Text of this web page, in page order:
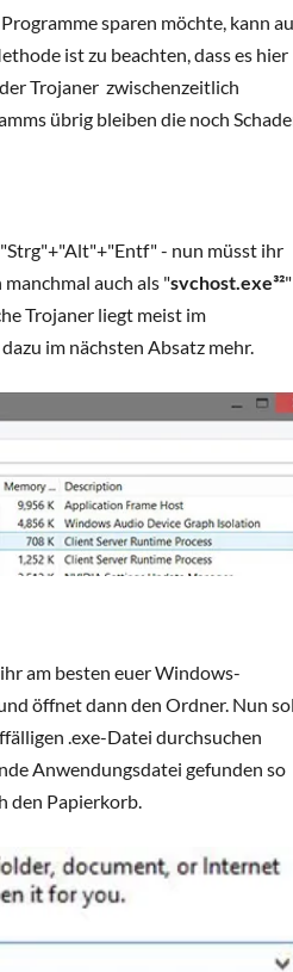
sparen möchte, kann
ist zu beachten, dass es hier
Trojaner zwischenzeitlich
übrig bleiben die noch
- nun müsst ihr
auch als "svchost.exe³²
Trojaner liegt meist im
im nächsten Absatz mehr.
am besten euer Windows-
öffnet dann den Ordner. Nun
.exe-Datei durchsuchen
Anwendungsdatei gefunden so
den Papierkorb.